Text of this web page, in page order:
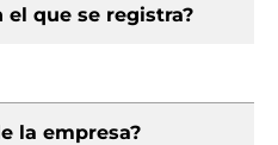
el que se registra?
la empresa?